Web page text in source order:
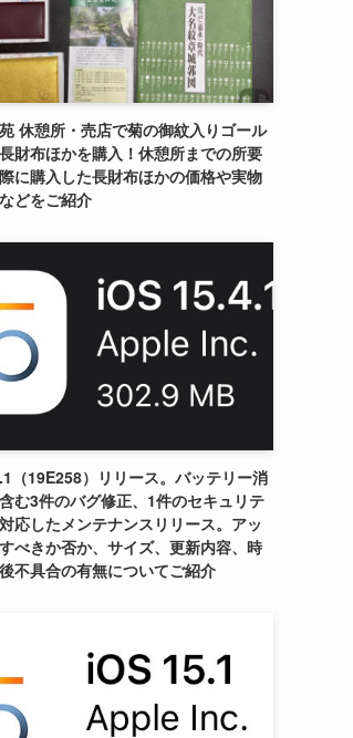
休憩所・売店で菊の御紋入りゴール
財布ほかを購入！休憩所までの所要
に購入した長財布ほかの価格や実物
どをご紹介
（19E258）リリース。バッテリー消
む3件のバグ修正、1件のセキュリテ
応したメンテナンスリリース。アッ
べきか否か、サイズ、更新内容、時
不具合の有無についてご紹介